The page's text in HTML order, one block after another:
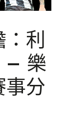
利
– 樂
分